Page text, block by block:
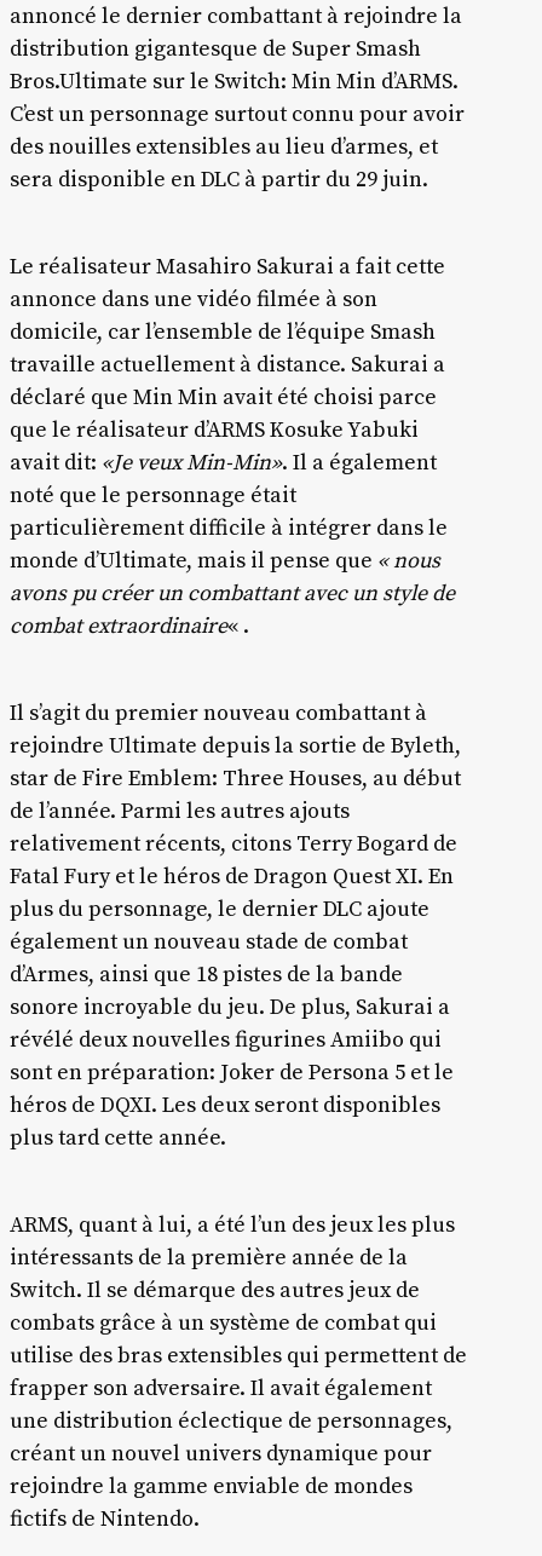
annoncé le dernier combattant à rejoindre la
distribution gigantesque de Super Smash
Bros.Ultimate sur le Switch: Min Min d’ARMS.
C’est un personnage surtout connu pour avoir
des nouilles extensibles au lieu d’armes, et
sera disponible en DLC à partir du 29 juin.
Le réalisateur Masahiro Sakurai a fait cette
annonce dans une vidéo filmée à son
domicile, car l’ensemble de l’équipe Smash
travaille actuellement à distance. Sakurai a
déclaré que Min Min avait été choisi parce
que le réalisateur d’ARMS Kosuke Yabuki
avait dit: «Je veux Min-Min». Il a également
noté que le personnage était
particulièrement difficile à intégrer dans le
monde d’Ultimate, mais il pense que « nous
avons pu créer un combattant avec un style de
combat extraordinaire« .
Il s’agit du premier nouveau combattant à
rejoindre Ultimate depuis la sortie de Byleth,
star de Fire Emblem: Three Houses, au début
de l’année. Parmi les autres ajouts
relativement récents, citons Terry Bogard de
Fatal Fury et le héros de Dragon Quest XI. En
plus du personnage, le dernier DLC ajoute
également un nouveau stade de combat
d’Armes, ainsi que 18 pistes de la bande
sonore incroyable du jeu. De plus, Sakurai a
révélé deux nouvelles figurines Amiibo qui
sont en préparation: Joker de Persona 5 et le
héros de DQXI. Les deux seront disponibles
plus tard cette année.
ARMS, quant à lui, a été l’un des jeux les plus
intéressants de la première année de la
Switch. Il se démarque des autres jeux de
combats grâce à un système de combat qui
utilise des bras extensibles qui permettent de
frapper son adversaire. Il avait également
une distribution éclectique de personnages,
créant un nouvel univers dynamique pour
rejoindre la gamme enviable de mondes
fictifs de Nintendo.